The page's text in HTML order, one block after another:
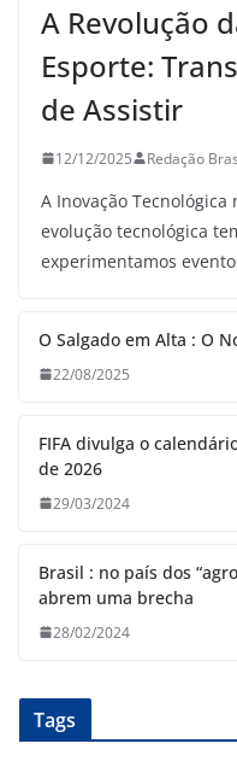
A Revolução
Esporte:
de Assistir
12/12/2025 Redação
A Inovação
evolução tecnológica
experimentamos
O Salgado em Alta : O
22/08/2025
FIFA divulga o
de 2026
29/03/2024
Brasil : no país dos
abrem uma brecha
28/02/2024
Tags